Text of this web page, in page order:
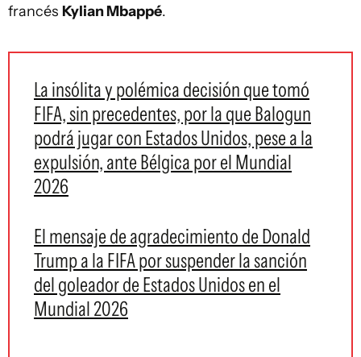
francés Kylian Mbappé.
La insólita y polémica decisión que tomó
FIFA, sin precedentes, por la que Balogun
podrá jugar con Estados Unidos, pese a la
expulsión, ante Bélgica por el Mundial
2026
El mensaje de agradecimiento de Donald
Trump a la FIFA por suspender la sanción
del goleador de Estados Unidos en el
Mundial 2026